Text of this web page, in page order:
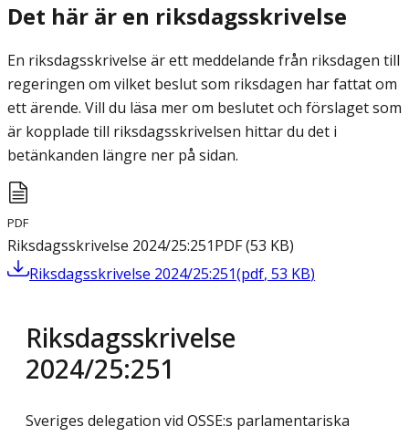
Det här är en riksdagsskrivelse
En riksdagsskrivelse är ett meddelande från riksdagen till
regeringen om vilket beslut som riksdagen har fattat om
ett ärende. Vill du läsa mer om beslutet och förslaget som
är kopplade till riksdagsskrivelsen hittar du det i
betänkanden längre ner på sidan.
PDF
Riksdagsskrivelse 2024/25:251PDF(53 KB)
Riksdagsskrivelse 2024/25:251(pdf, 53 KB)
Riksdagsskrivelse
2024/25:251
Sveriges delegation vid OSSE:s parlamentariska